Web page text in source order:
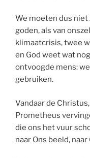
We moeten dus niet
goden, als van
klimaatcrisis, twee
en God weet wat
ontvoogde mens:
gebruiken.
Vandaar de
Prometheus
die ons het vuur
naar Ons beeld,